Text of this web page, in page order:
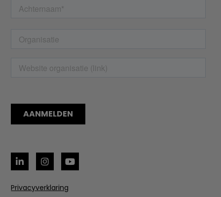
Privacyverklaring